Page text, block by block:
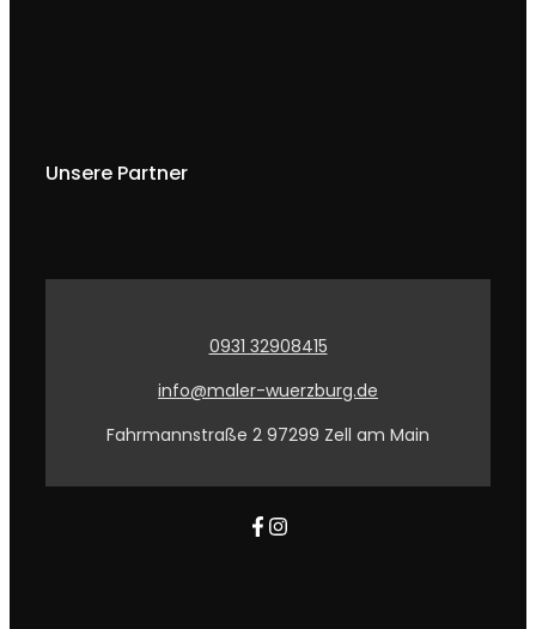
Unsere Partner
0931 32908415
info@maler-wuerzburg.de
Fahrmannstraße 2 97299 Zell am Main